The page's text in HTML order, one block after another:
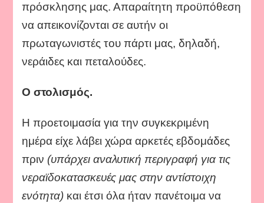
πρόσκλησης μας. Απαραίτητη προϋπόθεση
να απεικονίζονται σε αυτήν οι
πρωταγωνιστές του πάρτι μας, δηλαδή,
νεράιδες και πεταλούδες.
Ο στολισμός.
Η προετοιμασία για την συγκεκριμένη
ημέρα είχε λάβει χώρα αρκετές εβδομάδες
πριν (υπάρχει αναλυτική περιγραφή για τις
νεραϊδοκατασκευές μας στην αντίστοιχη
ενότητα) και έτσι όλα ήταν πανέτοιμα να